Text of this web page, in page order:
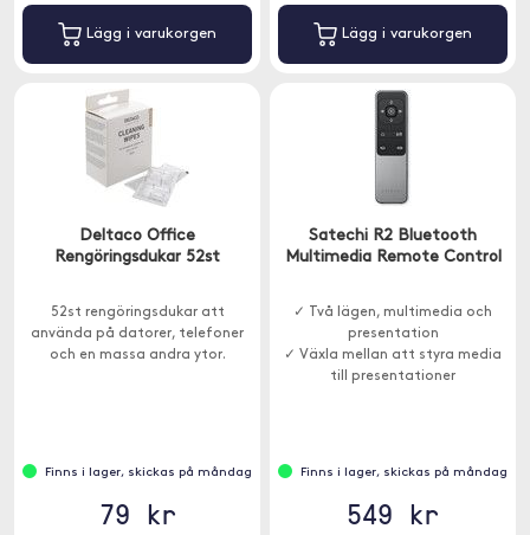
Lägg i varukorgen Lägg i varukorgen
Deltaco Office
Rengöringsdukar 52st
52st rengöringsdukar att
använda på datorer, telefoner
och en massa andra ytor.
Finns i lager, skickas på måndag
79 kr
Satechi R2 Bluetooth
Multimedia Remote Control
✓ Två lägen, multimedia och
presentation
✓ Växla mellan att styra media
till presentationer
Finns i lager, skickas på måndag
549 kr